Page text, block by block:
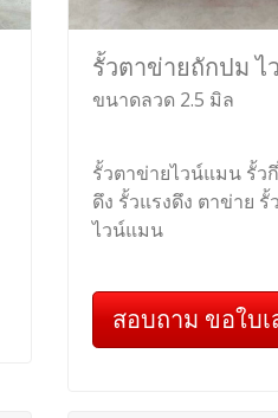
รั้วตาข่ายถักปม
ขนาดลวด 2.5 มิล
รั้วตาข่ายไวน์แมน รั้ว
ดึง รั้วแรงดึง ตาข่าย
ไวน์แมน
สอบถาม ขอใบ